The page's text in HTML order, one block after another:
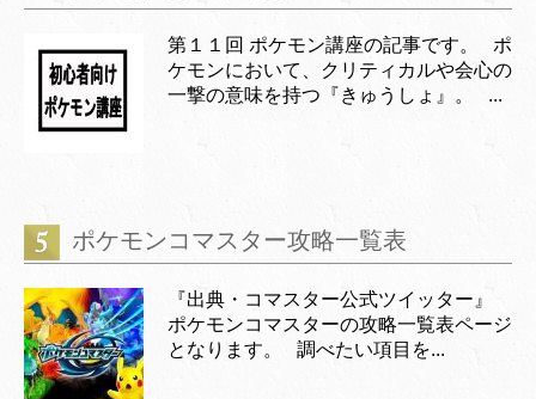
第１１回 ポケモン講座の記事です。 ポ
ケモンにおいて、クリティカルや会心の
一撃の意味を持つ『きゅうしょ』。 ...
ポケモンコマスター攻略一覧表
『出典・コマスター公式ツイッター』
ポケモンコマスターの攻略一覧表ページ
となります。 調べたい項目を...